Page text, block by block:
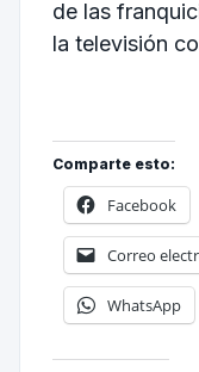
de las
la televisión
Comparte esto:
Facebook
Correo
WhatsApp